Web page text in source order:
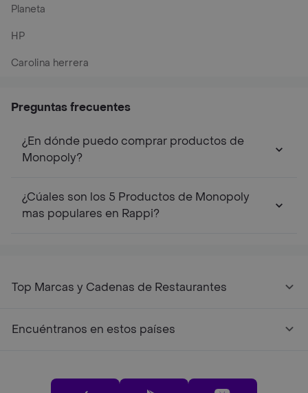
Planeta
HP
Carolina herrera
Preguntas frecuentes
¿En dónde puedo comprar productos de
Monopoly?
¿Cúales son los 5 Productos de Monopoly
mas populares en Rappi?
Top Marcas y Cadenas de Restaurantes
Encuéntranos en estos países